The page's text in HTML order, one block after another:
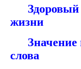
Здоровый
жизни
слова